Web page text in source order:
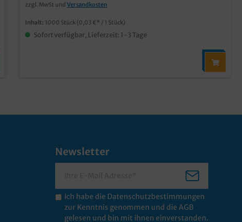
zzgl. MwSt und Versandkosten
Inhalt: 1000 Stück (0,03 €* / 1 Stück)
Sofort verfügbar, Lieferzeit: 1-3 Tage
Newsletter
Ich habe die Datenschutzbestimmungen
zur Kenntnis genommen und die AGB
gelesen und bin mit ihnen einverstanden.